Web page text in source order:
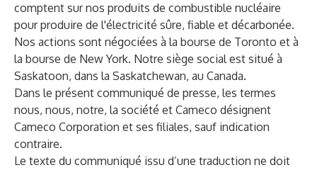
comptent sur nos produits de combustible nucléaire
pour produire de l'électricité sûre, fiable et décarbonée.
Nos actions sont négociées à la bourse de Toronto et à
la bourse de New York. Notre siège social est situé à
Saskatoon, dans la Saskatchewan, au Canada.
Dans le présent communiqué de presse, les termes
nous, nous, notre, la société et Cameco désignent
Cameco Corporation et ses filiales, sauf indication
contraire.
Le texte du communiqué issu d’une traduction ne doit